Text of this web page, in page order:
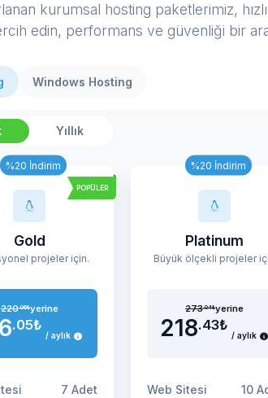
kurumsal hosting paketlerimiz,
edin, performans ve güvenliği bir
Windows Hosting
Yıllık
POPÜLER
%20 İndirim
Gold
projeler için.
.05₺
/ aylık
220.06₺yerine
7 Adet
%20 İndirim
Platinum
Büyük ölçekli projeler
218.43₺
/ aylık
273.04₺yerine
Web Sitesi 10